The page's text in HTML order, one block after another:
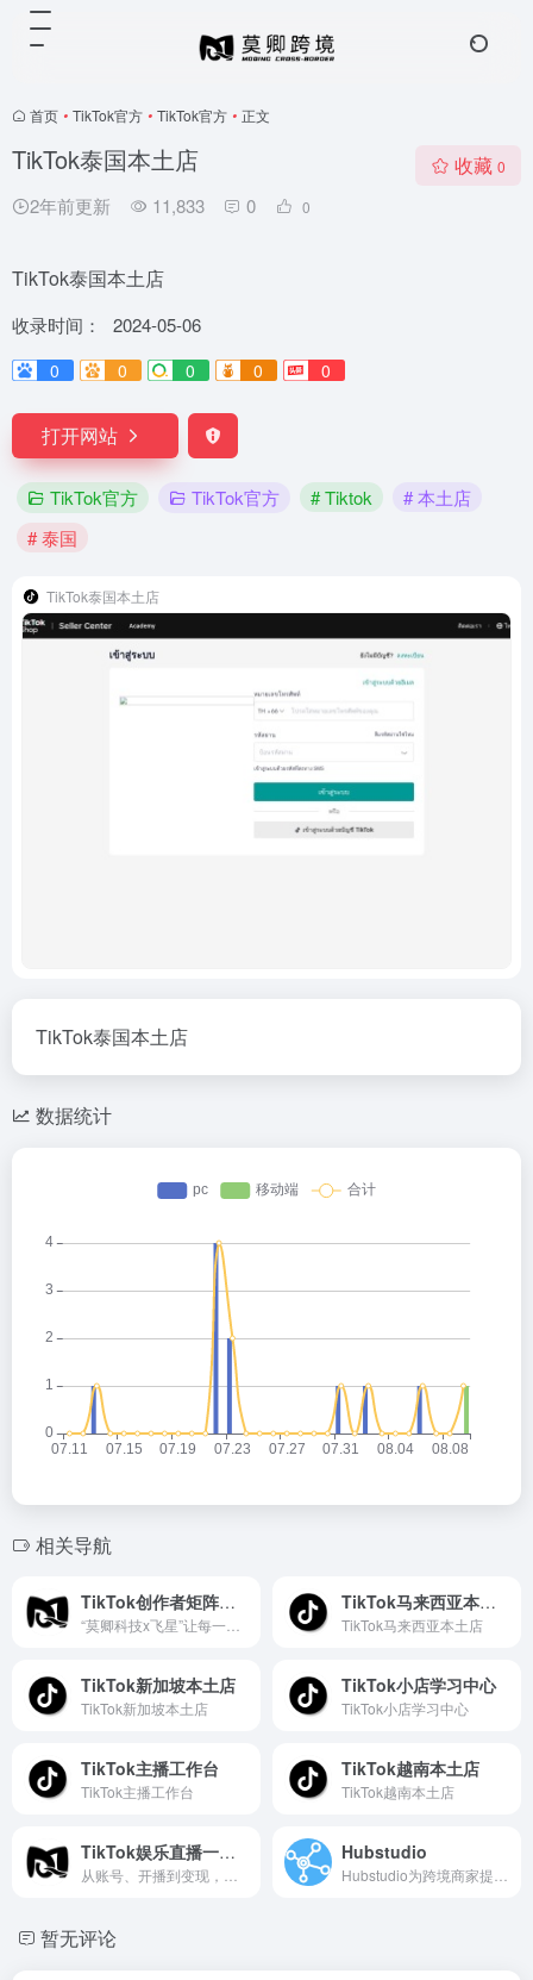
首页 • TikTok官方 • TikTok官方 • 正文
TikTok泰国本土店
2年前更新 11,833 0 0
收藏 0
TikTok泰国本土店
收录时间： 2024-05-06
0 0 0 0 0
打开网站
TikTok官方 TikTok官方 # Tiktok
# 本土店
# 泰国
TikTok泰国本土店
TikTok泰国本土店
数据统计
相关导航
TikTok创作者矩阵出海 TikTok马来西亚本土店
TikTok马来西亚本土店
TikTok新加坡本土店
TikTok新加坡本土店
TikTok小店学习中心
TikTok小店学习中心
TikTok主播工作台
TikTok主播工作台
TikTok越南本土店
TikTok越南本土店
TikTok娱乐直播一站式解决 Hubstudio
暂无评论